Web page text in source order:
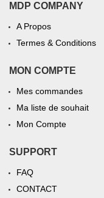
MDP COMPANY
A Propos
Termes & Conditions
MON COMPTE
Mes commandes
Ma liste de souhait
Mon Compte
SUPPORT
FAQ
CONTACT